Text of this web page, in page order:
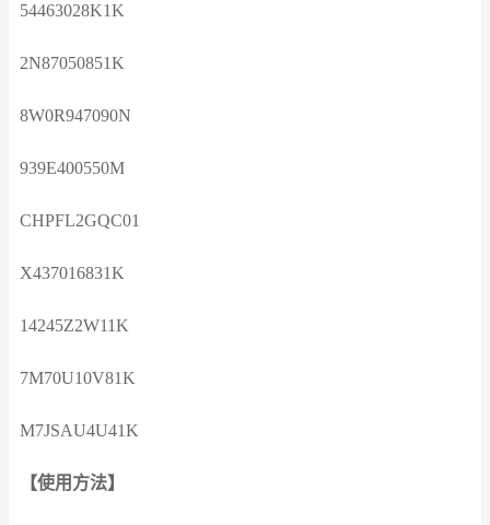
54463028K1K
2N87050851K
8W0R947090N
939E400550M
CHPFL2GQC01
X437016831K
14245Z2W11K
7M70U10V81K
M7JSAU4U41K
【使用方法】